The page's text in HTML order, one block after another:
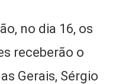
no dia 16, os
receberão o
Gerais, Sérgio